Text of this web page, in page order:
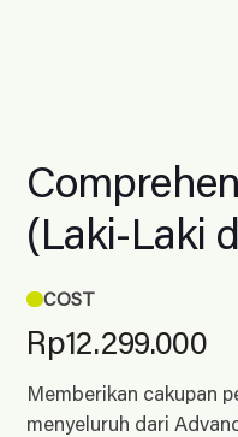
(Laki-Laki
Memberikan cakupan
menyeluruh dari
COST
Rp12.299.000